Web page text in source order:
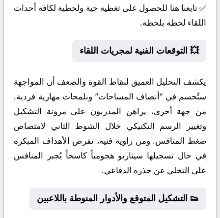
✅ تابعنا هنا للحصول على تغطية حية ولحظية لكافة أحداث
اللقاء لحظة بلحظة.
💥 التوقعات الفنية لمجريات اللقاء
يكشف التحليل العميق لنقاط القوة والضعف أن المواجهة
ستُحسم في “أنصاف المساحات” وبلمحات مهارية فردية.
من جهة أخرى، يراهن المدربون على مرونة التشكيل
وتغيير الرسم التكتيكي خلال الشوط الثاني لامتصاص
ضغط المنافس. ومن زاوية فنية، تفرض الأهداف المبكرة
في حال تسجيلها سيناريو هجومياً كاسحاً يُجبر المنافس
على التخلي عن حذره الدفاعي.
👟 التشكيل المتوقع والأدوار المنوطة باللاعبين